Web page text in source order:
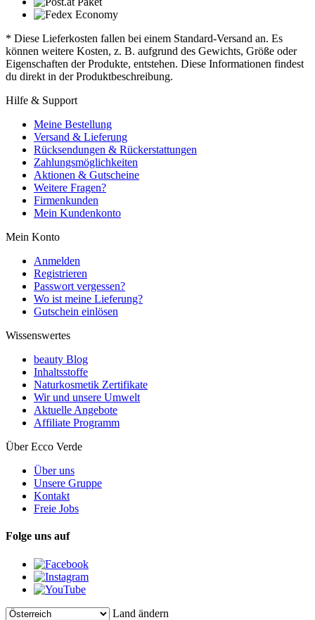
* Diese Lieferkosten fallen bei einem Standard-Versand an. Es
können weitere Kosten, z. B. aufgrund des Gewichts, Größe oder
Eigenschaften der Produkte, entstehen. Diese Informationen findest
du direkt in der Produktbeschreibung.
Hilfe & Support
Meine Bestellung
Versand & Lieferung
Rücksendungen & Rückerstattungen
Zahlungsmöglichkeiten
Aktionen & Gutscheine
Weitere Fragen?
Firmenkunden
Mein Kundenkonto
Mein Konto
Anmelden
Registrieren
Passwort vergessen?
Wo ist meine Lieferung?
Gutschein einlösen
Wissenswertes
beauty Blog
Inhaltsstoffe
Naturkosmetik Zertifikate
Wir und unsere Umwelt
Aktuelle Angebote
Affiliate Programm
Über Ecco Verde
Über uns
Unsere Gruppe
Kontakt
Freie Jobs
Folge uns auf
Land ändern